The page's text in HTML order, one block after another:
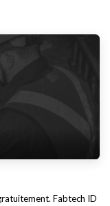
Fabtech ID